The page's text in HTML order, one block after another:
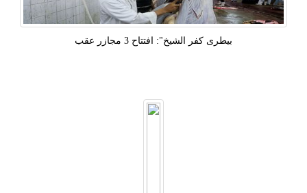
بيطرى كفر الشيخ": افتتاح 3 مجازر عقب